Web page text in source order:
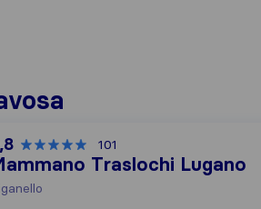
101
Traslochi Lugano